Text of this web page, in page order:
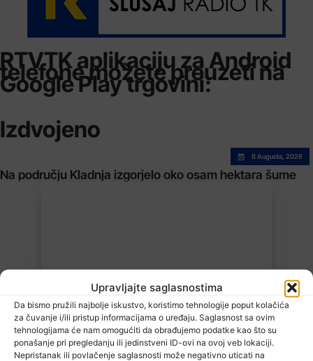
Upravljajte saglasnostima
Da bismo pružili najbolje iskustvo, koristimo tehnologije poput kolačića
za čuvanje i/ili pristup informacijama o uređaju. Saglasnost sa ovim
tehnologijama će nam omogućiti da obrađujemo podatke kao što su
ponašanje pri pregledanju ili jedinstveni ID-ovi na ovoj veb lokaciji.
Nepristanak ili povlačenje saglasnosti može negativno uticati na
RTVTK aplikaciju za Android
telefone možete preuzeti na
Google Play trgovini:
Izdvojeno
8 Augusta, 2026
Na području Kladnja izgorjelo oko osam hektara šume
Stručnjaci – Uz nizak nivo količine vode u rijekama, najveći problem
netretirane komunalne otpadne vode